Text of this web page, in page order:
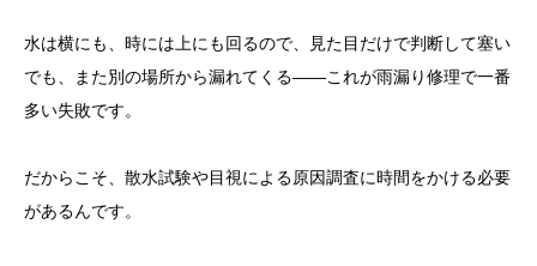
水は横にも、時には上にも回るので、見た目だけで判断して塞い
でも、また別の場所から漏れてくる——これが雨漏り修理で一番
多い失敗です。
だからこそ、散水試験や目視による原因調査に時間をかける必要
があるんです。